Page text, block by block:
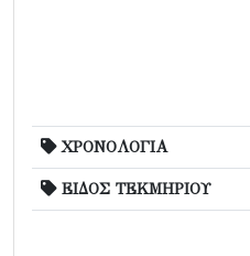
ΧΡΟΝΟΛΟΓΙΑ
ΕΙΔΟΣ ΤΕΚΜΗΡΙΟΥ